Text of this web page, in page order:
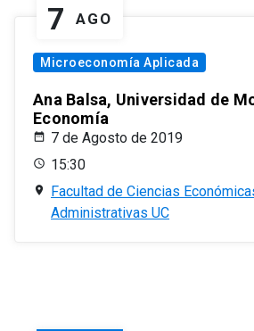
7 AGO
Microeconomía Aplicada
Ana Balsa, Universidad de
Economía
7 de Agosto de 2019
15:30
Facultad de Ciencias
Administrativas UC